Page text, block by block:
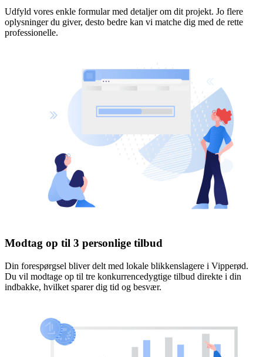
Udfyld vores enkle formular med detaljer om dit projekt. Jo flere
oplysninger du giver, desto bedre kan vi matche dig med de rette
professionelle.
Modtag op til 3 personlige tilbud
Din forespørgsel bliver delt med lokale blikkenslagere i Vipperød.
Du vil modtage op til tre konkurrencedygtige tilbud direkte i din
indbakke, hvilket sparer dig tid og besvær.